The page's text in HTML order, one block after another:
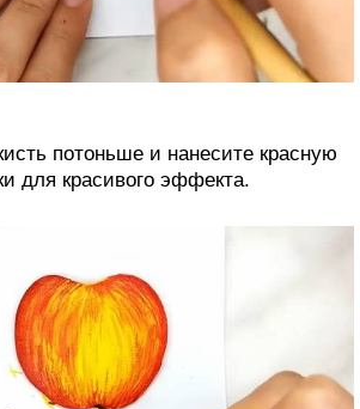
потоньше и нанесите красную
для красивого эффекта.